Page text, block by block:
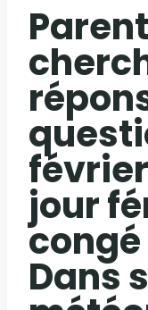
jour
Dans